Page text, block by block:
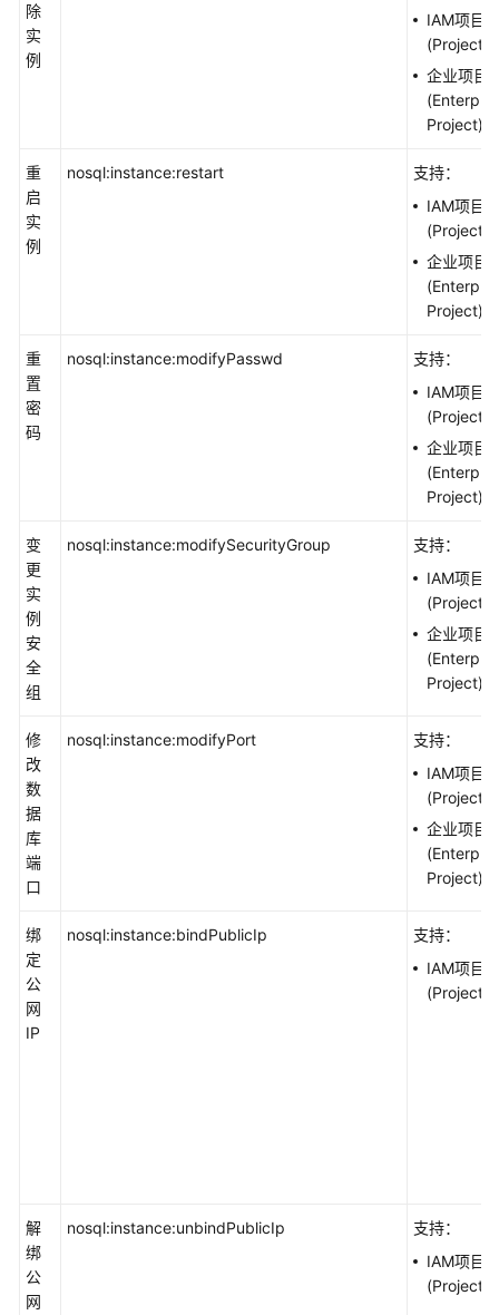
除
实
例
IAM项目
(Project)
企业项目
Project)
重
启
实
例
nosql:instance:restart
支持：
IAM项目
(Project)
企业项目
Project)
重
置
密
码
nosql:instance:modifyPasswd
支持：
IAM项目
(Project)
企业项目
Project)
变
更
实
例
安
全
组
nosql:instance:modifySecurityGroup
支持：
IAM项目
(Project)
企业项目
Project)
修
改
数
据
库
端
口
nosql:instance:modifyPort
支持：
IAM项目
(Project)
企业项目
Project)
绑
定
公
网
IP
nosql:instance:bindPublicIp
支持：
IAM项目
(Project)
解
绑
公
网
nosql:instance:unbindPublicIp
支持：
IAM项目
(Project)